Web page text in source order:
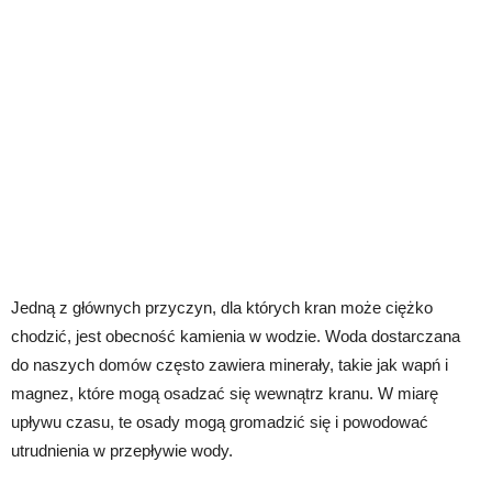
Jedną z głównych przyczyn, dla których kran może ciężko
chodzić, jest obecność kamienia w wodzie. Woda dostarczana
do naszych domów często zawiera minerały, takie jak wapń i
magnez, które mogą osadzać się wewnątrz kranu. W miarę
upływu czasu, te osady mogą gromadzić się i powodować
utrudnienia w przepływie wody.